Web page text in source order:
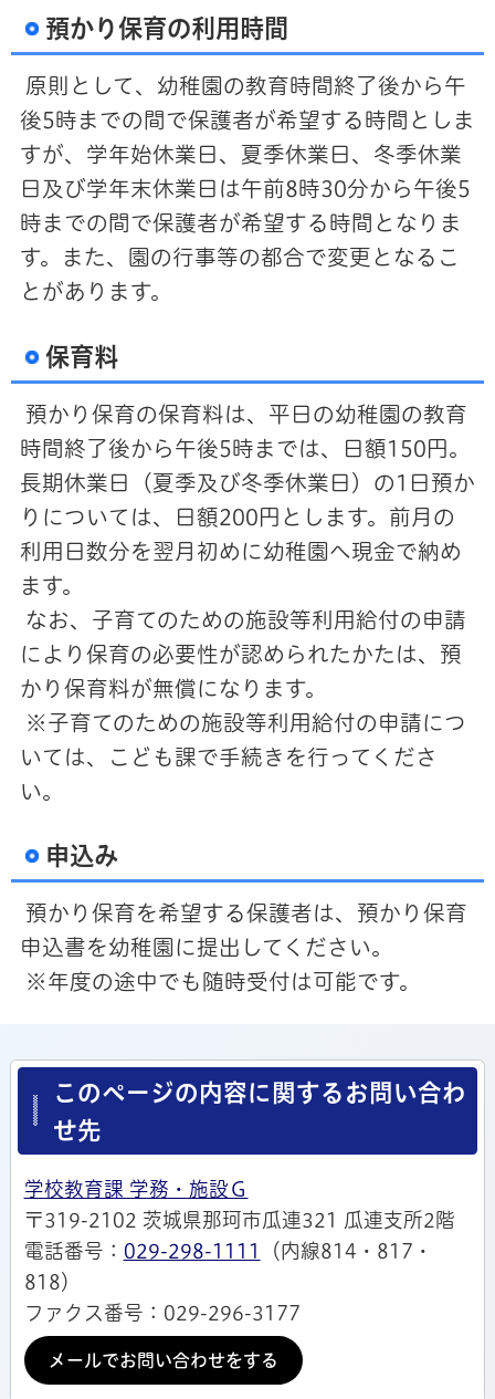
預かり保育の利用時間
原則として、幼稚園の教育時間終了後から午
後5時までの間で保護者が希望する時間としま
すが、学年始休業日、夏季休業日、冬季休業
日及び学年末休業日は午前8時30分から午後5
時までの間で保護者が希望する時間となりま
す。また、園の行事等の都合で変更となるこ
とがあります。
保育料
預かり保育の保育料は、平日の幼稚園の教育
時間終了後から午後5時までは、日額150円。
長期休業日（夏季及び冬季休業日）の1日預か
りについては、日額200円とします。前月の
利用日数分を翌月初めに幼稚園へ現金で納め
ます。
なお、子育てのための施設等利用給付の申請
により保育の必要性が認められたかたは、預
かり保育料が無償になります。
※子育てのための施設等利用給付の申請につ
いては、こども課で手続きを行ってくださ
い。
申込み
預かり保育を希望する保護者は、預かり保育
申込書を幼稚園に提出してください。
※年度の途中でも随時受付は可能です。
このページの内容に関するお問い合わ
せ先
学校教育課 学務・施設Ｇ
〒319-2102 茨城県那珂市瓜連321 瓜連支所2階
電話番号： 029-298-1111
（内線814・817・
818）
ファクス番号：029-296-3177
メールでお問い合わせをする